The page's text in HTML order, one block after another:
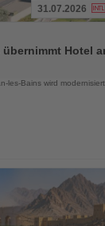
31.07.2026
Hotel
les-Bains wird